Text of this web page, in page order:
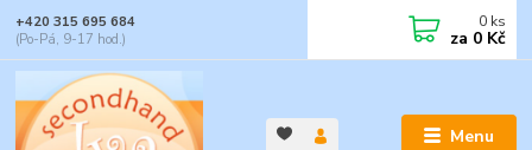
Menu
+420 315 695 684
(Po-Pá, 9-17 hod.)
0 ks
za 0 Kč